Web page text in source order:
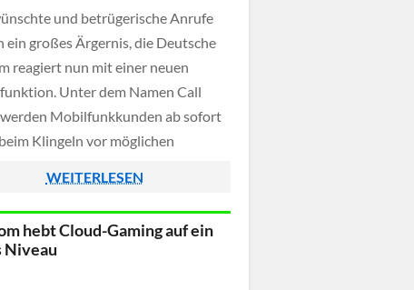
und betrügerische Anrufe
ein großes Ärgernis, die Deutsche
reagiert nun mit einer neuen
Unter dem Namen Call
Mobilfunkkunden ab sofort
Klingeln vor möglichen
oder ein spezielles Smartphone
WEITERLESEN
hebt Cloud-Gaming auf ein
Niveau